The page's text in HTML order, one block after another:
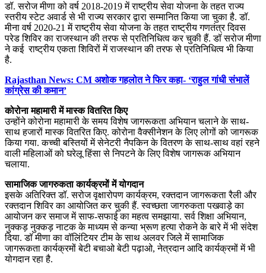
डॉ. सरोज मीणा को वर्ष 2018-2019 में राष्ट्रीय सेवा योजना के तहत राज्य
स्तरीय स्टेट अवार्ड से भी राज्य सरकार द्वारा सम्मानित किया जा चुका है. डॉ.
मीना वर्ष 2020-21 में राष्ट्रीय सेवा योजना के तहत राष्ट्रीय गणतंत्र दिवस
परेड शिविर का राजस्थान की तरफ से प्रतिनिधित्व कर चुकी हैं. डॉ सरोज मीणा
ने कई राष्ट्रीय एकता शिविरों में राजस्थान की तरफ से प्रतिनिधित्व भी किया
है.
Rajasthan News: CM अशोक गहलोत ने फिर कहा- ‘राहुल गांधी संभालें
कांग्रेस की कमान’
कोरोना महामारी में मास्क वितरित किए
उन्होंने कोरोना महामारी के समय विशेष जागरूकता अभियान चलाने के साथ-
साथ हजारों मास्क वितरित किए. कोरोना वैक्सीनेशन के लिए लोगों को जागरूक
किया गया. कच्ची बस्तियों में सेनेटरी नैपकिन के वितरण के साथ-साथ वहां रहने
वाली महिलाओं को घरेलू हिंसा से निपटने के लिए विशेष जागरूक अभियान
चलाया.
सामाजिक जागरुकता कार्यक्रमों में योगदान
इसके अतिरिक्त डॉ. सरोज वृक्षारोपण कार्यक्रम, रक्तदान जागरूकता रैली और
रक्तदान शिविर का आयोजित कर चुकी हैं. स्वच्छता जागरुकता पखवाड़े का
आयोजन कर समाज में साफ-सफाई का महत्व समझाया. सर्व शिक्षा अभियान,
नुक्कड़ नुक्कड़ नाटक के माध्यम से कन्या भ्रूण हत्या रोकने के बारे में भी संदेश
दिया. डॉ मीणा का वॉलिंटियर टीम के साथ अलवर जिले में सामाजिक
जागरूकता कार्यक्रमों बेटी बचाओ बेटी पढ़ाओ, नेत्रदान आदि कार्यक्रमों में भी
योगदान रहा है.